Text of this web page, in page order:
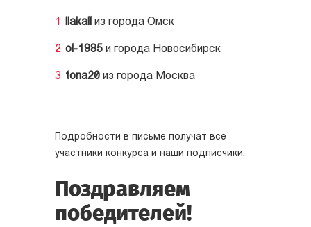
llаkаll из города Омск
ol-1985 и города Новосибирск
tonа20 из города Москва
Подробности в письме получат все
участники конкурса и наши подписчики.
Поздравляем
победителей!